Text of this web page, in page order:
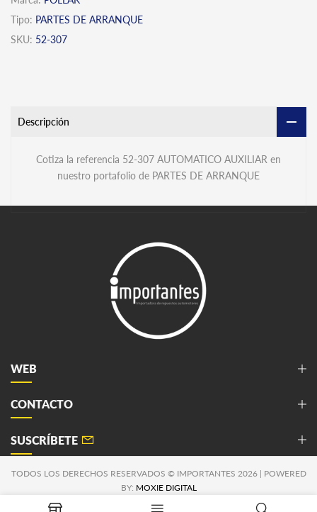
Tipo: PARTES DE ARRANQUE
SKU: 52-307
Descripción
Cotiza la referencia 52-307 AUTOMATICO AUXILIAR en
nuestro portafolio de PARTES DE ARRANQUE
WEB
CONTACTO
SUSCRÍBETE
TODOS LOS DERECHOS RESERVADOS © IMPORTANTES 2026 | POWERED
BY: MOXIE DIGITAL